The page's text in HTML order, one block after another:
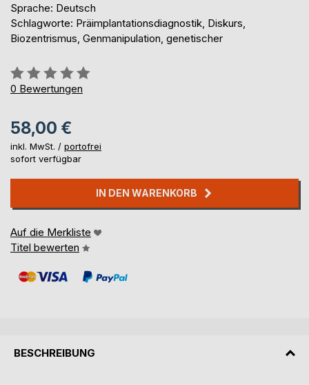
Sprache: Deutsch
Schlagworte: Präimplantationsdiagnostik, Diskurs,
Biozentrismus, Genmanipulation, genetischer
Bewertung::
0%
0 Bewertungen
58,00 €
inkl. MwSt. / portofrei
sofort verfügbar
IN DEN WARENKORB
Auf die Merkliste
Titel bewerten
BESCHREIBUNG